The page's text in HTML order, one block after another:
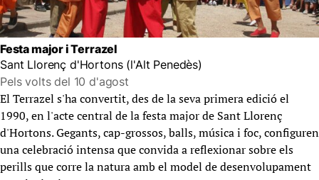
Festa major i Terrazel
Sant Llorenç d'Hortons (l'Alt Penedès)
Pels volts del 10 d'agost
El Terrazel s'ha convertit, des de la seva primera edició el
1990, en l'acte central de la festa major de Sant Llorenç
d'Hortons. Gegants, cap-grossos, balls, música i foc, configuren
una celebració intensa que convida a reflexionar sobre els
perills que corre la natura amb el model de desenvolupament